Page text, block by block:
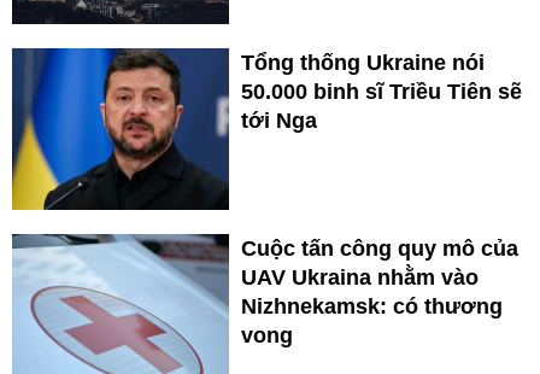
Tổng thống Ukraine nói
50.000 binh sĩ Triều Tiên sẽ
tới Nga
Cuộc tấn công quy mô của
UAV Ukraina nhằm vào
Nizhnekamsk: có thương
vong